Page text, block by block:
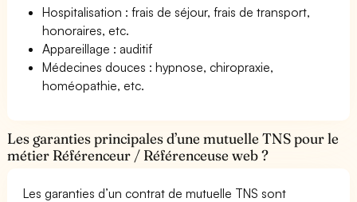
Hospitalisation : frais de séjour, frais de transport,
honoraires, etc.
Appareillage : auditif
Médecines douces : hypnose, chiropraxie,
homéopathie, etc.
Les garanties principales d’une mutuelle TNS pour le
métier Référenceur / Référenceuse web ?
Les garanties d’un contrat de mutuelle TNS sont